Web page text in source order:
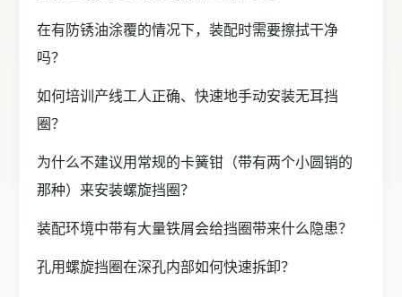
在有防锈油涂覆的情况下，装配时需要擦拭干净
吗？
如何培训产线工人正确、快速地手动安装无耳挡
圈？
为什么不建议用常规的卡簧钳（带有两个小圆销的
那种）来安装螺旋挡圈？
装配环境中带有大量铁屑会给挡圈带来什么隐患？
孔用螺旋挡圈在深孔内部如何快速拆卸？